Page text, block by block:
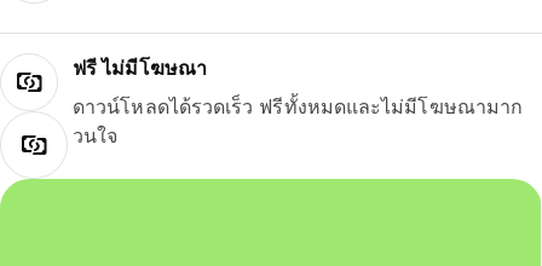
ฟรี ไม่มีโฆษณา
ดาวน์โหลดได้รวดเร็ว ฟรีทั้งหมดและไม่มีโฆษณามาก
วนใจ